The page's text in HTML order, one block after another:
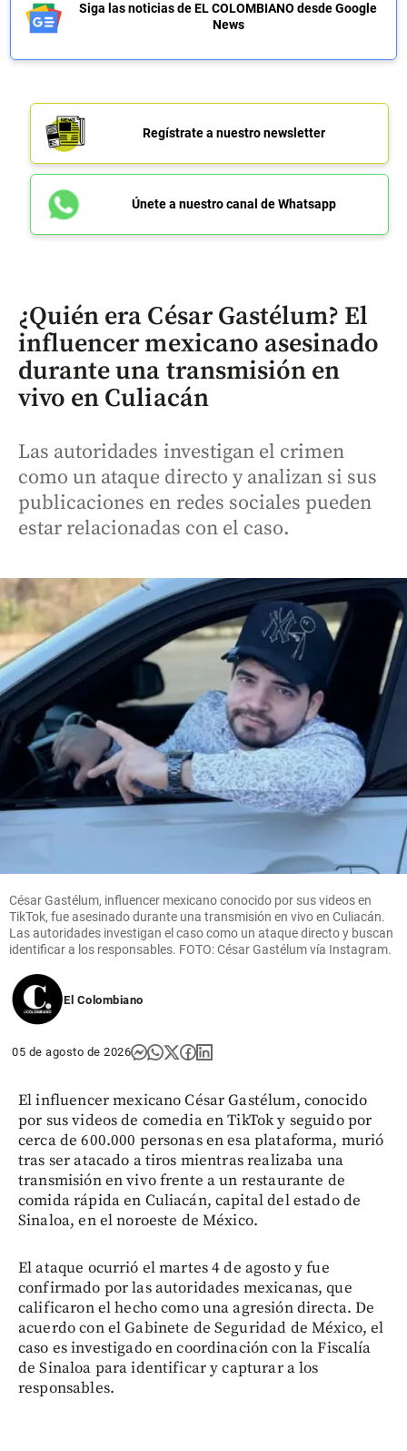
Siga las noticias de EL COLOMBIANO desde Google
News
Regístrate a nuestro newsletter
Únete a nuestro canal de Whatsapp
¿Quién era César Gastélum? El
influencer mexicano asesinado
durante una transmisión en
vivo en Culiacán
Las autoridades investigan el crimen
como un ataque directo y analizan si sus
publicaciones en redes sociales pueden
estar relacionadas con el caso.
César Gastélum, influencer mexicano conocido por sus videos en
TikTok, fue asesinado durante una transmisión en vivo en Culiacán.
Las autoridades investigan el caso como un ataque directo y buscan
identificar a los responsables. FOTO: César Gastélum vía Instagram.
El Colombiano
05 de agosto de 2026
El influencer mexicano César Gastélum, conocido
por sus videos de comedia en TikTok y seguido por
cerca de 600.000 personas en esa plataforma, murió
tras ser atacado a tiros mientras realizaba una
transmisión en vivo frente a un restaurante de
comida rápida en Culiacán, capital del estado de
Sinaloa, en el noroeste de México.
El ataque ocurrió el martes 4 de agosto y fue
confirmado por las autoridades mexicanas, que
calificaron el hecho como una agresión directa. De
acuerdo con el Gabinete de Seguridad de México, el
caso es investigado en coordinación con la Fiscalía
de Sinaloa para identificar y capturar a los
responsables.